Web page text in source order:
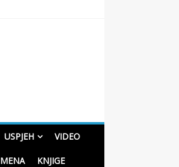
USPJEH VIDEO
KNJIGE